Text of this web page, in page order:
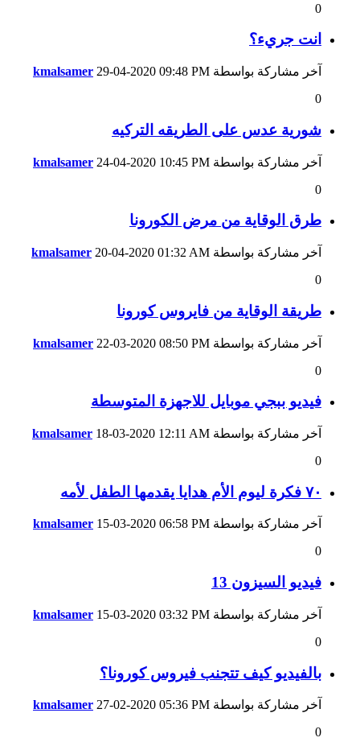
0
انت جريء؟
آخر مشاركة بواسطة kmalsamer 29-04-2020 09:48 PM
0
شورية عدس على الطريقه التركيه
آخر مشاركة بواسطة kmalsamer 24-04-2020 10:45 PM
0
طرق الوقاية من مرض الكورونا
آخر مشاركة بواسطة kmalsamer 20-04-2020 01:32 AM
0
طريقة الوقاية من فايروس كورونا
آخر مشاركة بواسطة kmalsamer 22-03-2020 08:50 PM
0
فيديو ببجي موبايل للاجهزة المتوسطة
آخر مشاركة بواسطة kmalsamer 18-03-2020 12:11 AM
0
٧٠ فكرة ليوم الأم هدايا يقدمها الطفل لأمه
آخر مشاركة بواسطة kmalsamer 15-03-2020 06:58 PM
0
فيديو السيزون 13
آخر مشاركة بواسطة kmalsamer 15-03-2020 03:32 PM
0
بالفيديو كيف تتجنب فيروس كورونا؟
آخر مشاركة بواسطة kmalsamer 27-02-2020 05:36 PM
0